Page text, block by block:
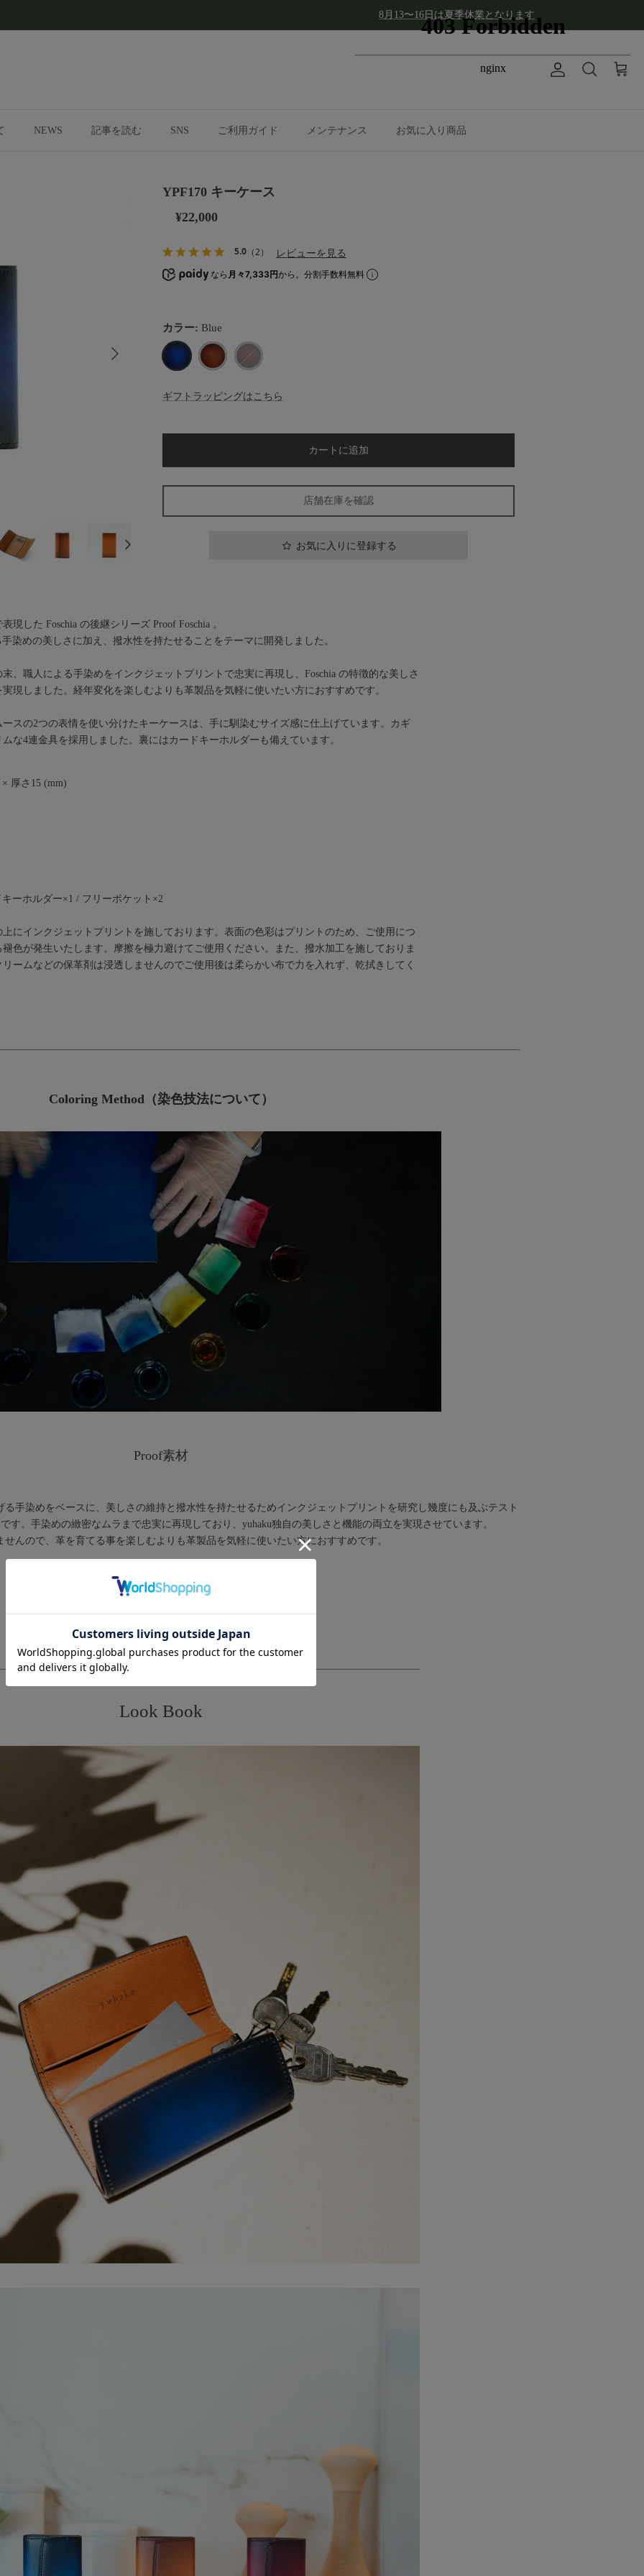
8月13〜16日は夏季休業となります
アカウント
検索 カート
NEWS 記事を読む SNS ご利用ガイド メンテナンス お気に入り商品
YPF170 キーケース
¥22,000
5.0 （2） レビューを見る
なら 月々7,333円から。分割手数料無料
カラー: Blue
ギフトラッピングはこちら
カートに追加
店舗在庫を確認
お気に入りに登録する
現した Foschia の後継シリーズ Proof Foschia 。
染めの美しさに加え、撥水性を持たせることをテーマに開発しました。
、職人による手染めをインクジェットプリントで忠実に再現し、Foschia の特徴的な美しさ
現しました。経年変化を楽しむよりも革製品を気軽に使いたい方におすすめです。
スの2つの表情を使い分けたキーケースは、手に馴染むサイズ感に仕上げています。カギ
な4連金具を採用しました。裏にはカードキーホルダーも備えています。
厚さ15 (mm)
ーホルダー×1 / フリーポケット×2
にインクジェットプリントを施しております。表面の色彩はプリントのため、ご使用につ
色が発生いたします。摩擦を極力避けてご使用ください。また、撥水加工を施しておりま
ームなどの保革剤は浸透しませんのでご使用後は柔らかい布で力を入れず、乾拭きしてく
Coloring Method（染色技法について）
Proof素材
手染めをベースに、美しさの維持と撥水性を持たせるためインクジェットプリントを研究し幾度にも及ぶテスト
す。手染めの緻密なムラまで忠実に再現しており、yuhaku独自の美しさと機能の両立を実現させています。
せんので、革を育てる事を楽しむよりも革製品を気軽に使いたい方におすすめです。
Look Book